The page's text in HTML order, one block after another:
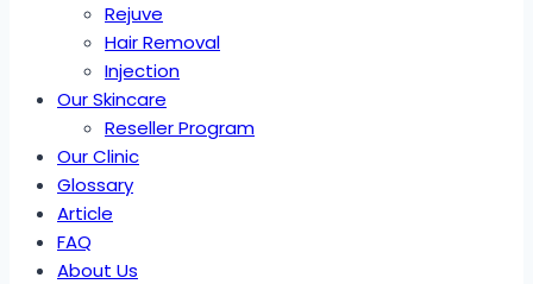
Rejuve
Hair Removal
Injection
Our Skincare
Reseller Program
Our Clinic
Glossary
Article
FAQ
About Us